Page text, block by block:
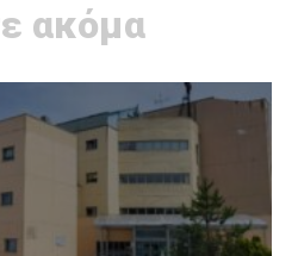
ακόμα